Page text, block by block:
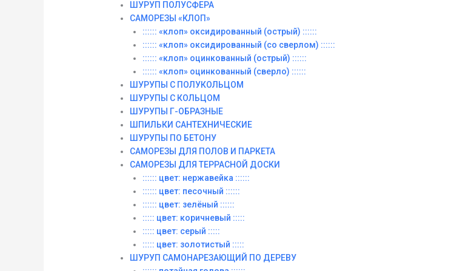
ШУРУП ПОЛУСФЕРА
САМОРЕЗЫ «КЛОП»
:::::: «клоп» оксидированный (острый) ::::::
:::::: «клоп» оксидированный (со сверлом) ::::::
:::::: «клоп» оцинкованный (острый) ::::::
:::::: «клоп» оцинкованный (сверло) ::::::
ШУРУПЫ С ПОЛУКОЛЬЦОМ
ШУРУПЫ С КОЛЬЦОМ
ШУРУПЫ Г-ОБРАЗНЫЕ
ШПИЛЬКИ САНТЕХНИЧЕСКИЕ
ШУРУПЫ ПО БЕТОНУ
САМОРЕЗЫ ДЛЯ ПОЛОВ И ПАРКЕТА
САМОРЕЗЫ ДЛЯ ТЕРРАСНОЙ ДОСКИ
:::::: цвет: нержавейка ::::::
:::::: цвет: песочный ::::::
:::::: цвет: зелёный ::::::
::::: цвет: коричневый :::::
::::: цвет: серый :::::
::::: цвет: золотистый :::::
ШУРУП САМОНАРЕЗАЮЩИЙ ПО ДЕРЕВУ